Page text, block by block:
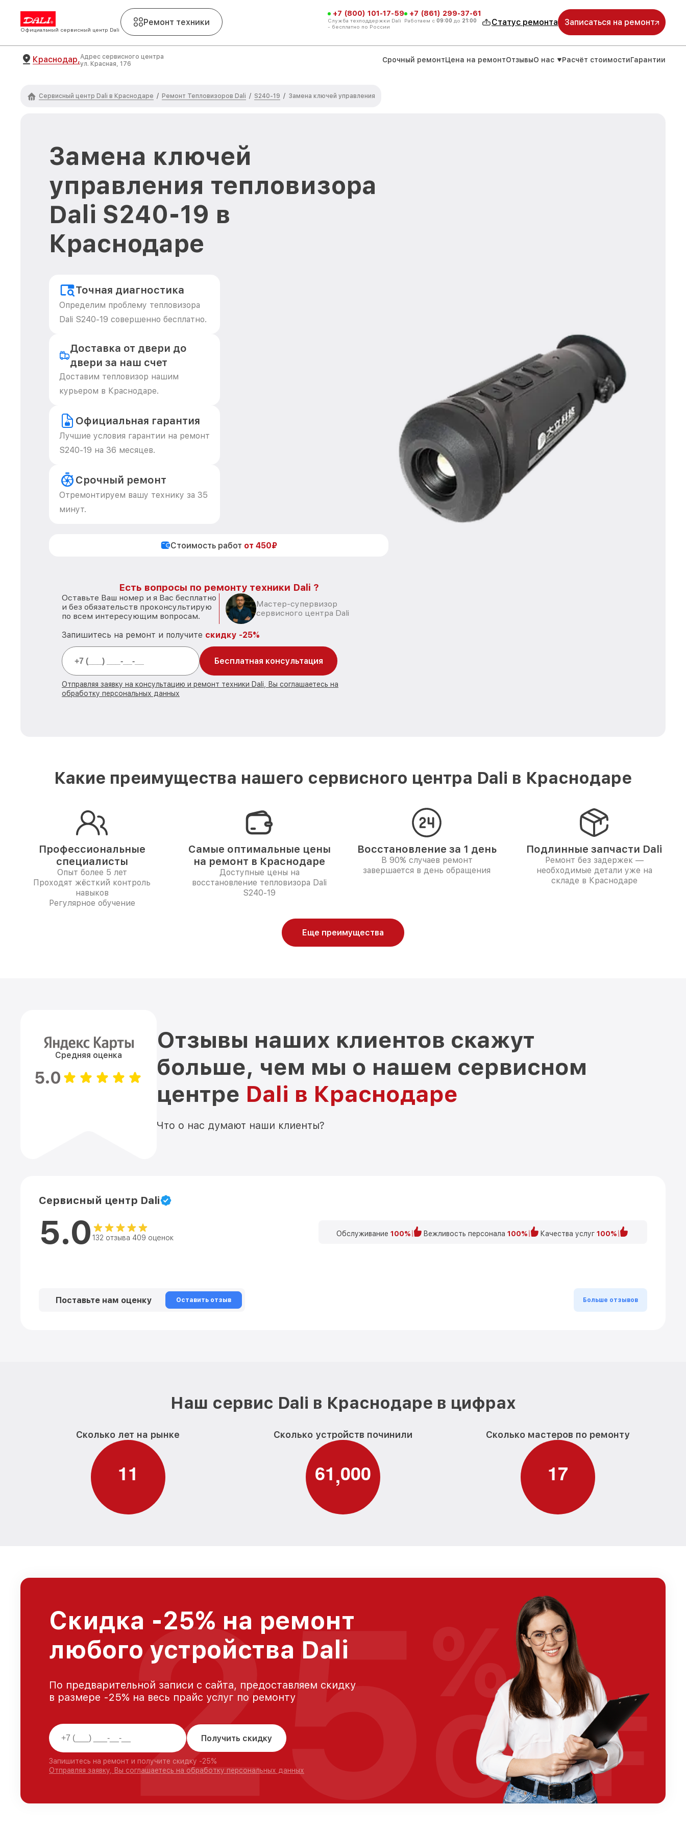
Официальный сервисный центр Dali
Ремонт техники
+7 (800) 101-17-59
Служба техподдержки Dali
- бесплатно по России
+7 (861) 299-37-61
Работаем с 09:00 до 21:00 Статус ремонта Записаться на ремонт
Краснодар,Адрес сервисного центра
ул. Красная, 176
Срочный ремонтЦена на ремонтОтзывыО нас Расчёт стоимостиГарантии
Сервисный центр Dali в Краснодаре / Ремонт Тепловизоров Dali / S240-19 / Замена ключей управления
Замена ключей
управления тепловизора
Dali S240-19 в
Краснодаре
Точная диагностика
Определим проблему тепловизора
Dali S240-19 совершенно бесплатно.
Доставка от двери до
двери за наш счет
Доставим тепловизор нашим
курьером в Краснодаре.
Официальная гарантия
Лучшие условия гарантии на ремонт
S240-19 на 36 месяцев.
Срочный ремонт
Отремонтируем вашу технику за 35
минут.
Стоимость работ от 450₽
Есть вопросы по ремонту техники Dali ?
Оставьте Ваш номер и я Вас бесплатно
и без обязательств проконсультирую
по всем интересующим вопросам.
Мастер-супервизор
сервисного центра Dali
Запишитесь на ремонт и получите скидку -25%
Бесплатная консультация
Отправляя заявку на консультацию и ремонт техники Dali, Вы соглашаетесь на
обработку персональных данных
Какие преимущества нашего сервисного центра Dali в Краснодаре
Профессиональные
специалисты
Опыт более 5 лет
Проходят жёсткий контроль
навыков
Регулярное обучение
Самые оптимальные цены
на ремонт в Краснодаре
Доступные цены на
восстановление тепловизора Dali
S240-19
Восстановление за 1 день
В 90% случаев ремонт
завершается в день обращения
Подлинные запчасти Dali
Ремонт без задержек —
необходимые детали уже на
складе в Краснодаре
Еще преимущества
Средняя оценка
5.0
Отзывы наших клиентов скажут
больше, чем мы о нашем сервисном
центре Dali в Краснодаре
Что о нас думают наши клиенты?
Сервисный центр Dali
5.0 132 отзыва 409 оценок Обслуживание 100% Вежливость персонала 100% Качества услуг 100%
Поставьте нам оценку Оставить отзыв Больше отзывов
Наш сервис Dali в Краснодаре в цифрах
Сколько лет на рынке
11
Сколько устройств починили
61,000
Сколько мастеров по ремонту
17
Скидка -25% на ремонт
любого устройства Dali
По предварительной записи с сайта, предоставляем скидку
в размере -25% на весь прайс услуг по ремонту
Получить скидку
Запишитесь на ремонт и получите скидку -25%
Отправляя заявку, Вы соглашаетесь на обработку персональных данных
25 %
OFF